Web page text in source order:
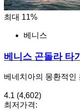
최대 11%
베니스
베니스 곤돌라 타기
베네치아의 몽환적인
4.1 (4,602)
최저가격: